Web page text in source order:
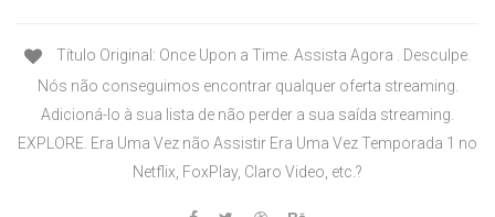
Título Original: Once Upon a Time. Assista Agora . Desculpe.
Nós não conseguimos encontrar qualquer oferta streaming.
Adicioná-lo à sua lista de não perder a sua saída streaming.
EXPLORE. Era Uma Vez não Assistir Era Uma Vez Temporada 1 no
Netflix, FoxPlay, Claro Video, etc.?